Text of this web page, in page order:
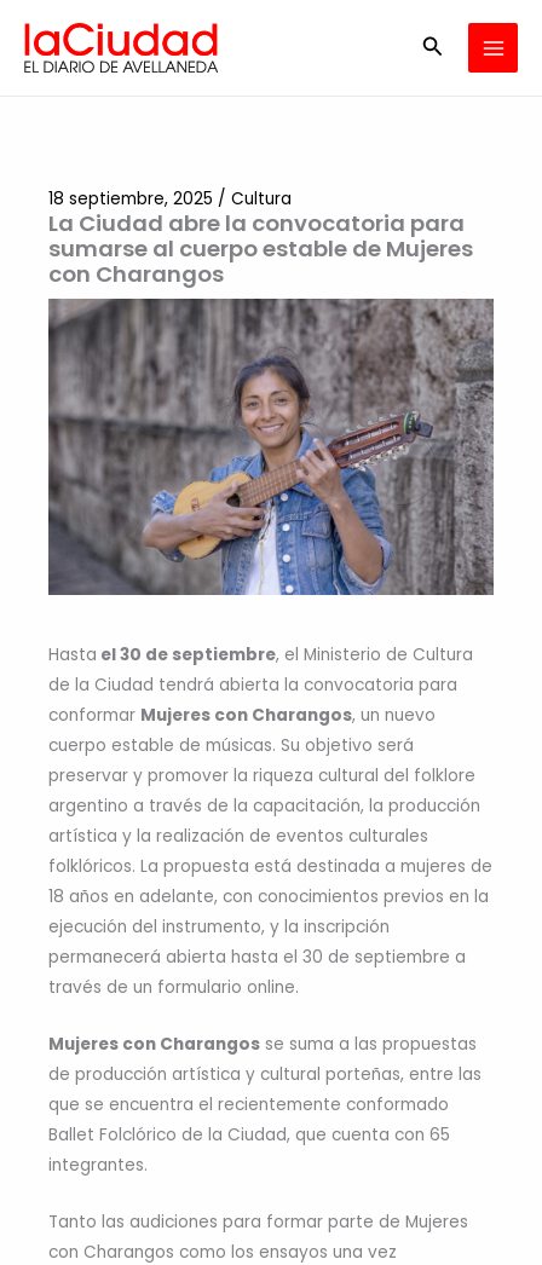
contenido
Buscar
La Ciudad abre la convocatoria para
sumarse al cuerpo estable de Mujeres
con Charangos
18 septiembre, 2025 / Cultura
Hasta el 30 de septiembre, el Ministerio de Cultura
de la Ciudad tendrá abierta la convocatoria para
conformar Mujeres con Charangos, un nuevo
cuerpo estable de músicas. Su objetivo será
preservar y promover la riqueza cultural del folklore
argentino a través de la capacitación, la producción
artística y la realización de eventos culturales
folklóricos. La propuesta está destinada a mujeres de
18 años en adelante, con conocimientos previos en la
ejecución del instrumento, y la inscripción
permanecerá abierta hasta el 30 de septiembre a
través de un formulario online.
Mujeres con Charangos se suma a las propuestas
de producción artística y cultural porteñas, entre las
que se encuentra el recientemente conformado
Ballet Folclórico de la Ciudad, que cuenta con 65
integrantes.
Tanto las audiciones para formar parte de Mujeres
con Charangos como los ensayos una vez